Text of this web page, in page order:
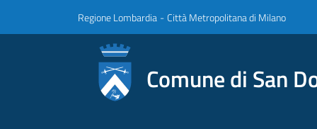
Regione Lombardia -Città Metropolitana di Milano
Comune di San